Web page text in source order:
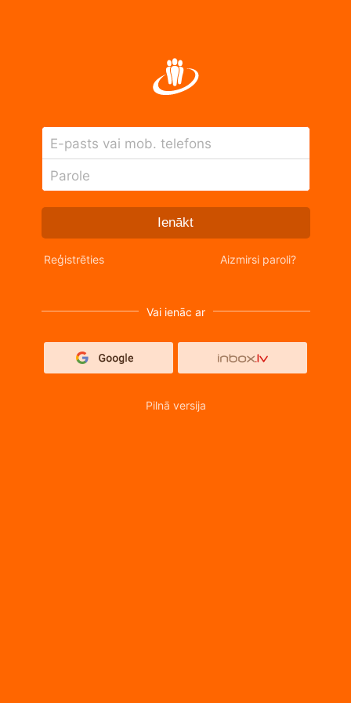
E-pasts vai mob. telefons
Parole
Ienākt
Reģistrēties Aizmirsi paroli?
Vai ienāc ar
Pilnā versija